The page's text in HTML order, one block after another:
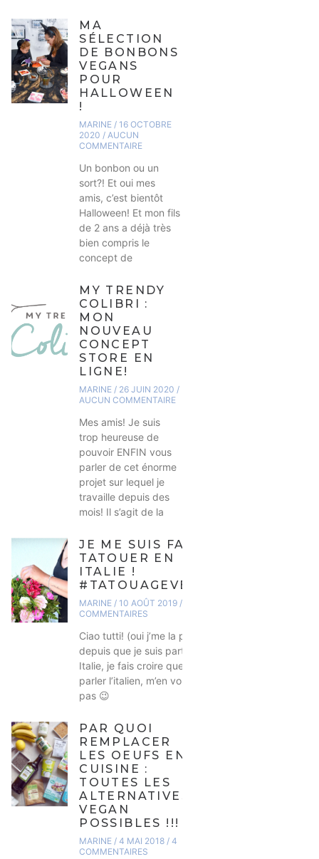
MA
SÉLECTION
DE BONBONS
VEGANS
POUR
HALLOWEEN
!
MARINE 16 OCTOBRE
2020 AUCUN
COMMENTAIRE
Un bonbon ou un
sort?! Et oui mes
amis, c’est bientôt
Halloween! Et mon fils
de 2 ans a déjà très
bien compris le
concept de
MY TRENDY
COLIBRI :
MON
NOUVEAU
CONCEPT
STORE EN
LIGNE!
MARINE 26 JUIN 2020
AUCUN COMMENTAIRE
Mes amis! Je suis
trop heureuse de
pouvoir ENFIN vous
parler de cet énorme
projet sur lequel je
travaille depuis des
mois! Il s’agit de la
JE ME SUIS FAITE
TATOUER EN
ITALIE !
#TATOUAGEVEGAN
MARINE 10 AOÛT 2019
COMMENTAIRES
Ciao tutti! (oui j’me la pète
depuis que je suis partie en
Italie, je fais croire que je sais
parler l’italien, m’en voulez
pas 😉
PAR QUOI
REMPLACER
LES OEUFS EN
CUISINE :
TOUTES LES
ALTERNATIVES
VEGAN
POSSIBLES !!!
MARINE 4 MAI 2018 4
COMMENTAIRES